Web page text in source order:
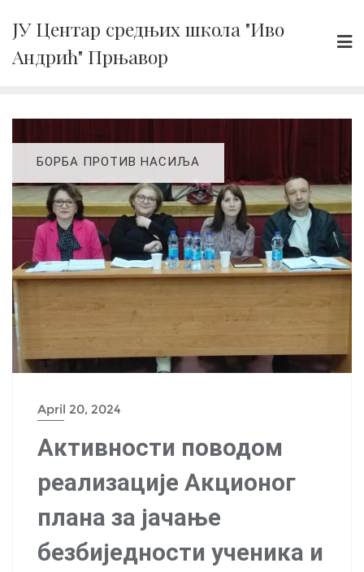
content
ЈУ Центар средњих школа "Иво
Андрић" Прњавор
БОРБА ПРОТИВ НАСИЉА
April 20, 2024
Активности поводом
реализације Акционог
плана за јачање
безбиједности ученика и